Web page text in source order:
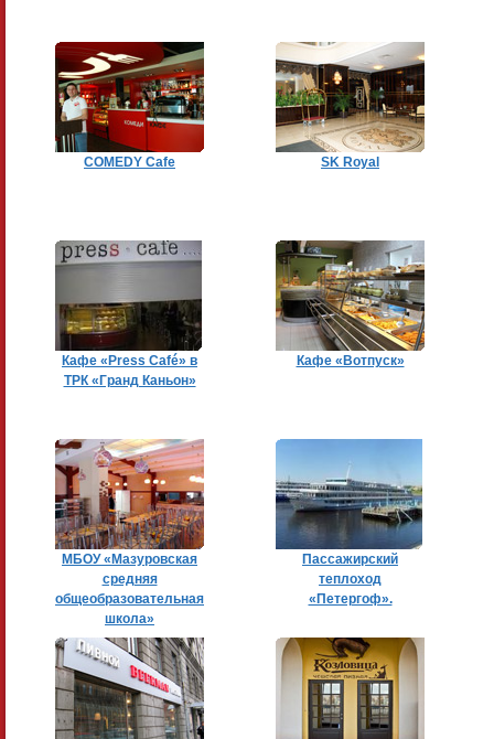
COMEDY Cafe SK Royal
Кафе «Press Café» в
ТРК «Гранд Каньон»
Кафе «Вотпуск»
МБОУ «Мазуровская
средняя
общеобразовательная
школа»
Пассажирский
теплоход
«Петергоф».